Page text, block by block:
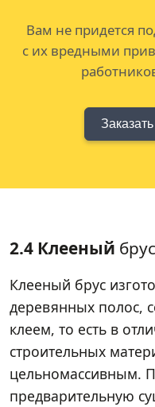
Вам не придется
с их вредными
2.4 Клееный брус
Клееный брус
деревянных полос,
клеем, то есть в
строительных
цельномассивным.
предварительную